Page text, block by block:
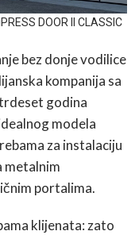
DOOR II CLASSIC
bez donje vodilice
kompanija sa
godina
modela
za instalaciju
metalnim
portalima.
klijenata: zato